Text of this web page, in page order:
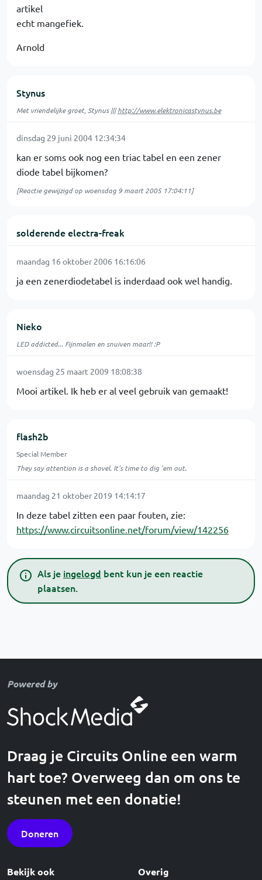
artikel
echt mangefiek.
Arnold
Stynus
Met vriendelijke groet, Stynus |||http://www.elektronicastynus.be
dinsdag 29 juni 2004 12:34:34
kan er soms ook nog een triac tabel en een zener
diode tabel bijkomen?
[Reactie gewijzigd op woensdag 9 maart 2005 17:04:11]
solderende electra-freak
maandag 16 oktober 2006 16:16:06
ja een zenerdiodetabel is inderdaad ook wel handig.
Nieko
LED addicted... Fijnmalen en snuiven maar!! :P
woensdag 25 maart 2009 18:08:38
Mooi artikel. Ik heb er al veel gebruik van gemaakt!
flash2b
Special Member
They say attention is a shovel. It's time to dig 'em out.
maandag 21 oktober 2019 14:14:17
In deze tabel zitten een paar fouten, zie:
https://www.circuitsonline.net/forum/view/142256
Als je ingelogd bent kun je een reactie
plaatsen.
Powered by
Draag je Circuits Online een warm
hart toe? Overweeg dan om ons te
steunen met een donatie!
Doneren
Bekijk ook Overig